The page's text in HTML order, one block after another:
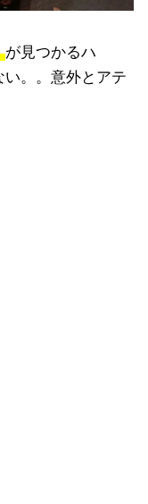
が見つかるハ
。。意外とアテ